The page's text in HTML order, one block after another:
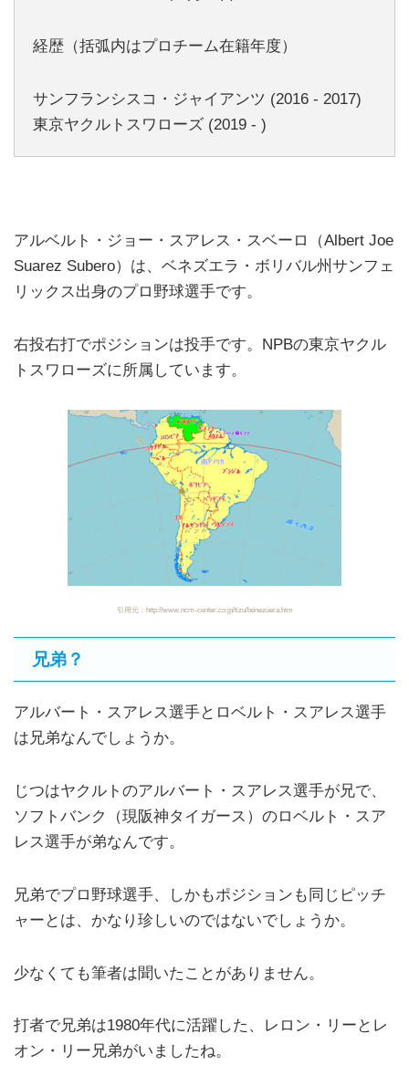
経歴（括弧内はプロチーム在籍年度）
サンフランシスコ・ジャイアンツ (2016 - 2017)
東京ヤクルトスワローズ (2019 - )
アルベルト・ジョー・スアレス・スベーロ（Albert Joe
Suarez Subero）は、ベネズエラ・ボリバル州サンフェ
リックス出身のプロ野球選手です。
右投右打でポジションは投手です。NPBの東京ヤクル
トスワローズに所属しています。
引用元：http://www.ncm-center.co.jp/tizu/benezuera.htm
兄弟？
アルバート・スアレス選手とロベルト・スアレス選手
は兄弟なんでしょうか。
じつはヤクルトのアルバート・スアレス選手が兄で、
ソフトバンク（現阪神タイガース）のロベルト・スア
レス選手が弟なんです。
兄弟でプロ野球選手、しかもポジションも同じピッチ
ャーとは、かなり珍しいのではないでしょうか。
少なくても筆者は聞いたことがありません。
打者で兄弟は1980年代に活躍した、レロン・リーとレ
オン・リー兄弟がいましたね。